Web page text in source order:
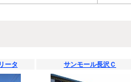
ータ サンモール長沢Ｃ